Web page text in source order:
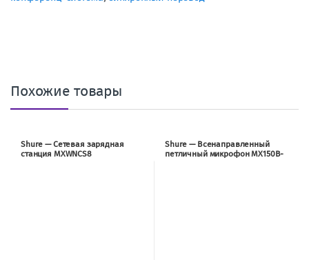
Похожие товары
Shure — Сетевая зарядная
станция MXWNCS8
Shure — Всенаправленный
петличный микрофон MX150B-